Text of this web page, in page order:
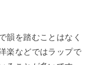
韻を踏むことはなく
楽などではラップで